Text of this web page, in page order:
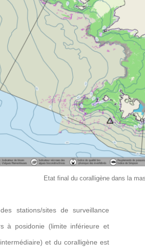
Etat final du coralligène dans la
stations/sites de surveillance
à posidonie (limite inférieure et
et du coralligène est